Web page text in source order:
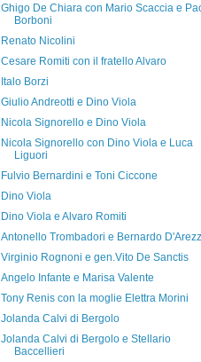
Ghigo De Chiara con Mario Scaccia e
Borboni
Renato Nicolini
Cesare Romiti con il fratello Alvaro
Italo Borzi
Giulio Andreotti e Dino Viola
Nicola Signorello e Dino Viola
Nicola Signorello con Dino Viola e Luca
Liguori
Fulvio Bernardini e Toni Ciccone
Dino Viola
Dino Viola e Alvaro Romiti
Antonello Trombadori e Bernardo
Virginio Rognoni e gen.Vito De Sanctis
Angelo Infante e Marisa Valente
Tony Renis con la moglie Elettra Morini
Jolanda Calvi di Bergolo
Jolanda Calvi di Bergolo e Stellario
Baccellieri